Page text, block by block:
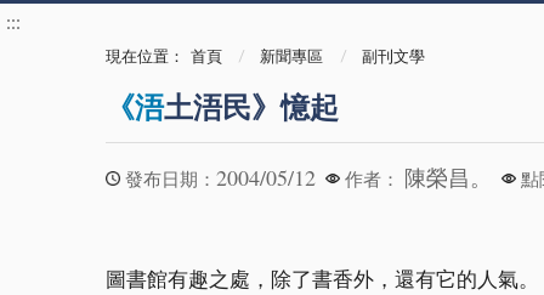
:::
現在位置： 首頁 新聞專區 副刊文學
《浯土浯民》憶起
發布日期： 2004/05/12 作者： 陳榮昌。 點
圖書館有趣之處，除了書香外，還有它的人氣。